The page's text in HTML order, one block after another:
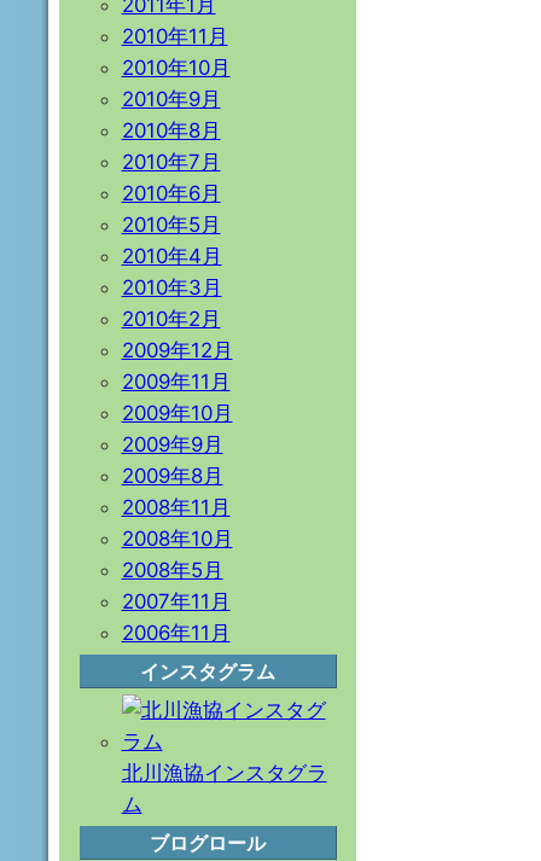
2011年1月
2010年11月
2010年10月
2010年9月
2010年8月
2010年7月
2010年6月
2010年5月
2010年4月
2010年3月
2010年2月
2009年12月
2009年11月
2009年10月
2009年9月
2009年8月
2008年11月
2008年10月
2008年5月
2007年11月
2006年11月
インスタグラム
北川漁協インスタグラ
ム
ブログロール